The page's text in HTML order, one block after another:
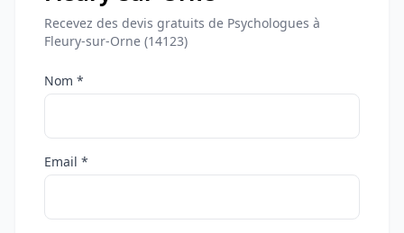
Recevez des devis gratuits de Psychologues à
Fleury-sur-Orne (14123)
Nom *
Email *